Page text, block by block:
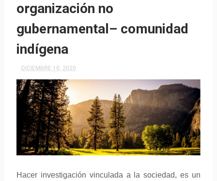
organización no
gubernamental– comunidad
indígena
DICIEMBRE 10, 2020
Hacer investigación vinculada a la sociedad, es un